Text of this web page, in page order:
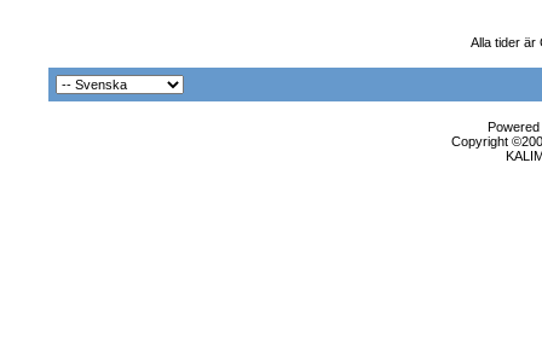
Alla tider är
Copyright